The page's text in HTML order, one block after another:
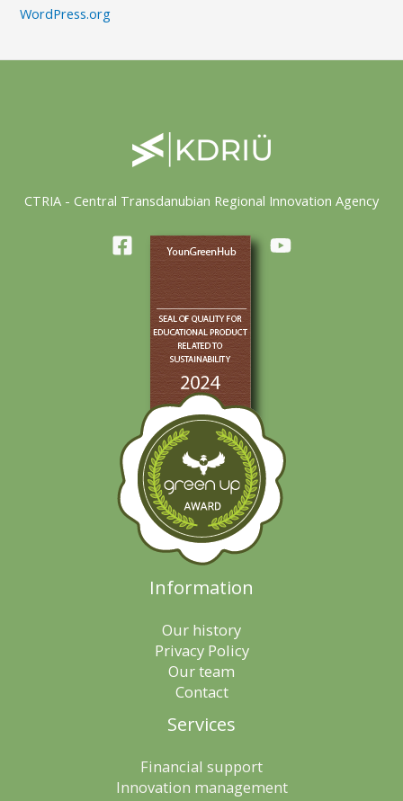
WordPress.org
CTRIA - Central Transdanubian Regional Innovation Agency
Information
Our history
Privacy Policy
Our team
Contact
Services
Financial support
Innovation management